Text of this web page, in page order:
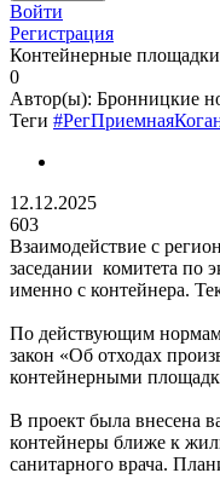
Войти
Регистрация
Контейнерные
0
Автор(ы): Бронницкие
Теги
12.12.2025
603
Взаимодействие с
заседании комитета по
именно с контейнера.
По действующим нормам,
закон «Об отходах
контейнерными
В проект была внесена
контейнеры ближе к
санитарного врача.